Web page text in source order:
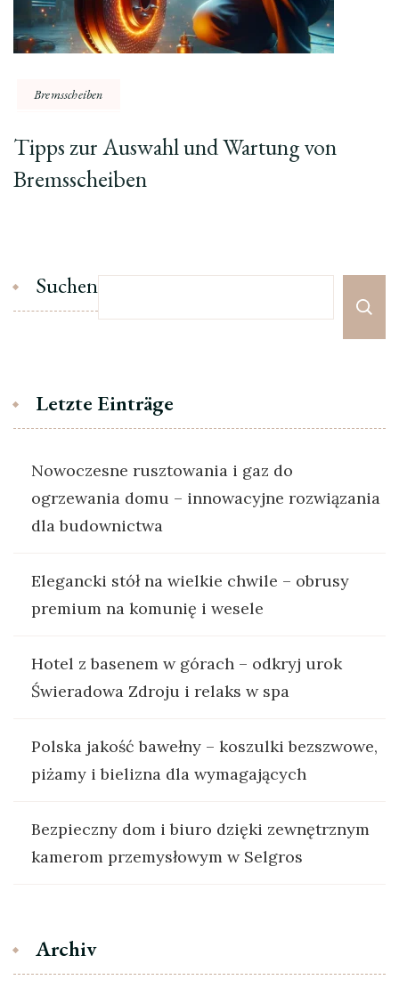
Bremsscheiben
Tipps zur Auswahl und Wartung von
Bremsscheiben
Suchen
Letzte Einträge
Nowoczesne rusztowania i gaz do
ogrzewania domu – innowacyjne rozwiązania
dla budownictwa
Elegancki stół na wielkie chwile – obrusy
premium na komunię i wesele
Hotel z basenem w górach – odkryj urok
Świeradowa Zdroju i relaks w spa
Polska jakość bawełny – koszulki bezszwowe,
piżamy i bielizna dla wymagających
Bezpieczny dom i biuro dzięki zewnętrznym
kamerom przemysłowym w Selgros
Archiv